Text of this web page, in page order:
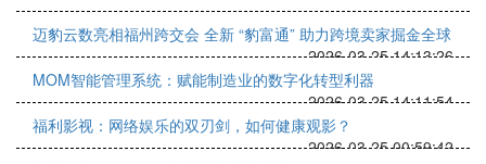
迈豹云数亮相福州跨交会 全新 “豹富通” 助力跨境卖家掘金全球
2026-03-25 14:13:26
MOM智能管理系统：赋能制造业的数字化转型利器
2026-03-25 14:11:54
福利影视：网络娱乐的双刃剑，如何健康观影？
2026-03-25 00:59:42